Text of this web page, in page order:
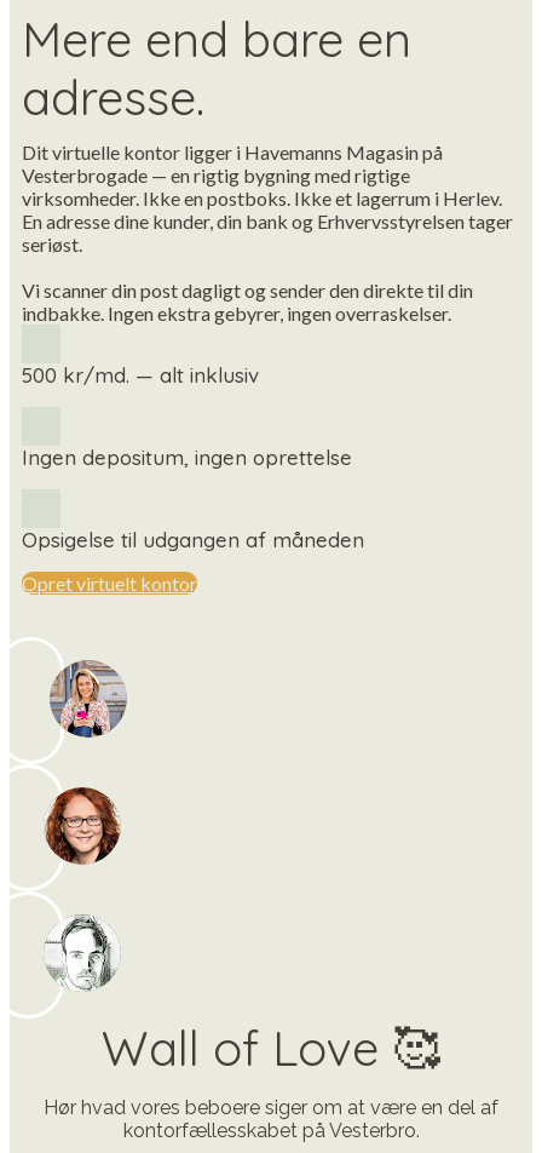
Mere end bare en
adresse.
Dit virtuelle kontor ligger i Havemanns Magasin på
Vesterbrogade — en rigtig bygning med rigtige
virksomheder. Ikke en postboks. Ikke et lagerrum i Herlev.
En adresse dine kunder, din bank og Erhvervsstyrelsen tager
seriøst.
Vi scanner din post dagligt og sender den direkte til din
indbakke. Ingen ekstra gebyrer, ingen overraskelser.
500 kr/md. — alt inklusiv
Ingen depositum, ingen oprettelse
Opsigelse til udgangen af måneden
Opret virtuelt kontor
Wall of Love 🥰
Hør hvad vores beboere siger om at være en del af
kontorfællesskabet på Vesterbro.